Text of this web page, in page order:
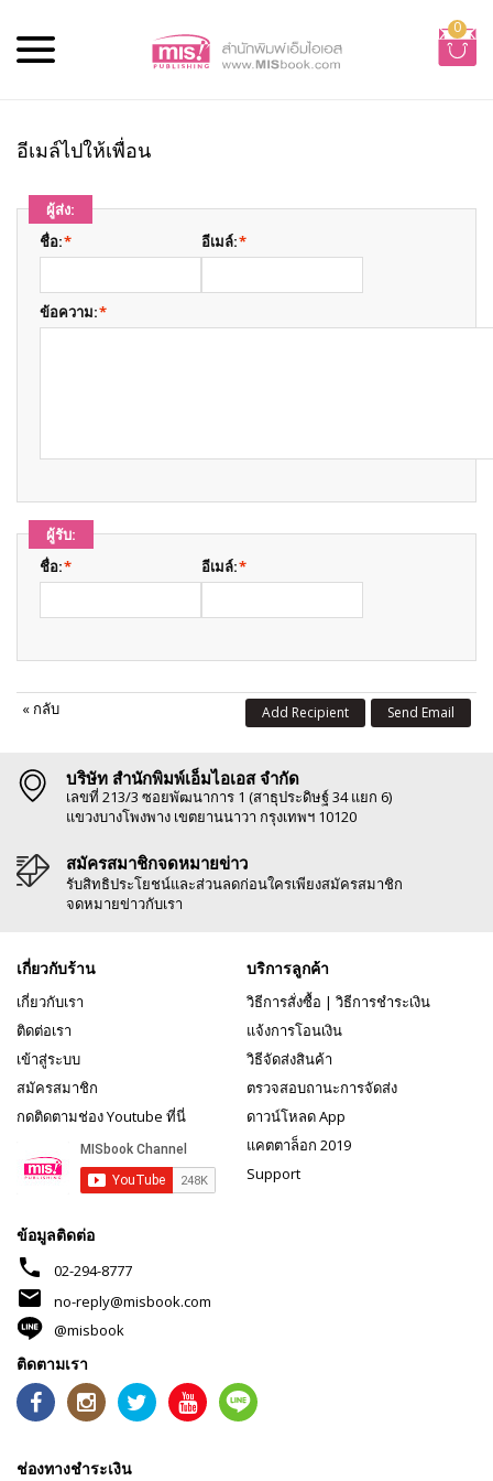
0
อีเมล์ไปให้เพื่อน
ผู้ส่ง:
*
ชื่อ: *
อีเมล์:
*
ข้อความ:
ผู้รับ:
*
ชื่อ: *
อีเมล์:
« กลับ Send Email
Add Recipient
บริษัท สำนักพิมพ์เอ็มไอเอส จำกัด
เลขที่ 213/3 ซอยพัฒนาการ 1 (สาธุประดิษฐ์ 34 แยก 6)
แขวงบางโพงพาง เขตยานนาวา กรุงเทพฯ 10120
สมัครสมาชิกจดหมายข่าว
รับสิทธิประโยชน์และส่วนลดก่อนใครเพียงสมัครสมาชิก
จดหมายข่าวกับเรา
เกี่ยวกับร้าน
เกี่ยวกับเรา
ติดต่อเรา
เข้าสู่ระบบ
สมัครสมาชิก
กดติดตามช่อง Youtube ที่นี่
บริการลูกค้า
วิธีการสั่งซื้อ | วิธีการชำระเงิน
แจ้งการโอนเงิน
วิธีจัดส่งสินค้า
ตรวจสอบถานะการจัดส่ง
ดาวน์โหลด App
แคตตาล็อก 2019
Support
ข้อมูลติดต่อ
phone 02-294-8777
mail
no-reply@misbook.com
@misbook
ติดตามเรา
ช่องทางชำระเงิน